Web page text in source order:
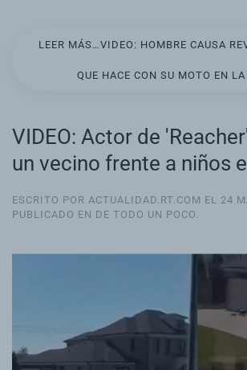
LEER MÁS…VIDEO: HOMBRE CAUSA
QUE HACE CON SU MOTO EN LA
VIDEO: Actor de
un vecino frente a niños
ESCRITO POR ACTUALIDAD.RT.COM EL 24
PUBLICADO EN DE TODO UN POCO